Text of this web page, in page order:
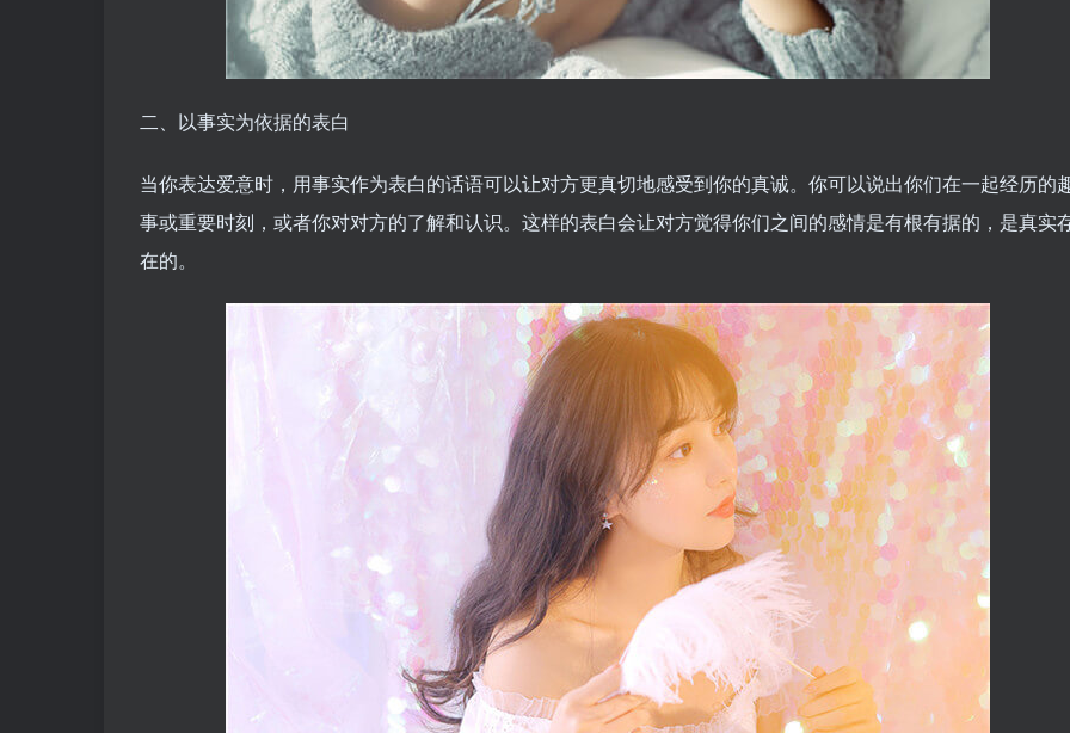
二、以事实为依据的表白
当你表达爱意时，用事实作为表白的话语可以让对方更真切地感受到你的真诚。你可以说出你们在一起经历的
事或重要时刻，或者你对对方的了解和认识。这样的表白会让对方觉得你们之间的感情是有根有据的，是真实
在的。